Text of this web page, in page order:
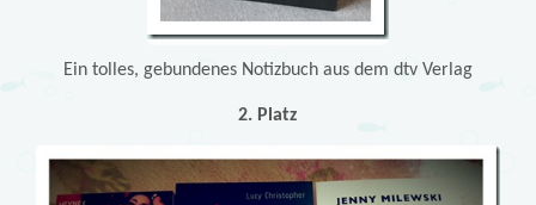
Ein tolles, gebundenes Notizbuch aus dem dtv Verlag
2. Platz